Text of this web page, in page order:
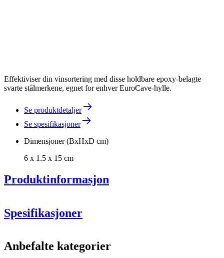
Effektiviser din vinsortering med disse holdbare epoxy-belagte
svarte stålmerkene, egnet for enhver EuroCave-hylle.
Se produktdetaljer
Se spesifikasjoner
Dimensjoner (BxHxD cm)
6 x 1.5 x 15 cm
Produktinformasjon
Spesifikasjoner
ProduktnummerID20-STYLO
Anbefalte kategorier